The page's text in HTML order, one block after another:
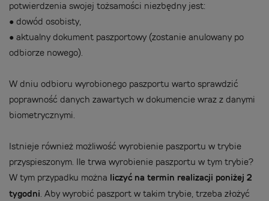
potwierdzenia swojej tożsamości niezbędny jest:
● dowód osobisty,
● aktualny dokument paszportowy (zostanie anulowany po
odbiorze nowego).
W dniu odbioru wyrobionego paszportu warto sprawdzić
poprawność danych zawartych w dokumencie wraz z danymi
biometrycznymi.
Istnieje również możliwość wyrobienie paszportu w trybie
przyspieszonym. Ile trwa wyrobienie paszportu w tym trybie?
W tym przypadku można liczyć na termin realizacji poniżej 2
tygodni. Aby wyrobić paszport w takim trybie, trzeba złożyć